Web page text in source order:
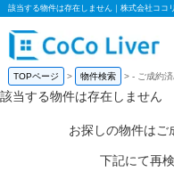
該当する物件は存在しません｜株式会社ココ
TOPページ 物件検索 - ご成約
該当する物件は存在しません
お探しの物件はご
下記にて再